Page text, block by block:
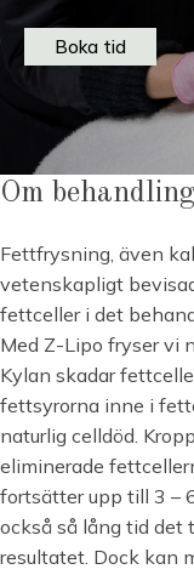
Boka tid
Om
Fettfrysning, även
vetenskapligt
fettceller i det
Med Z-Lipo fryser vi
Kylan skadar
fettsyrorna inne i
naturlig celldöd.
eliminerade
fortsätter upp till 3 –
också så lång tid det
resultatet. Dock kan